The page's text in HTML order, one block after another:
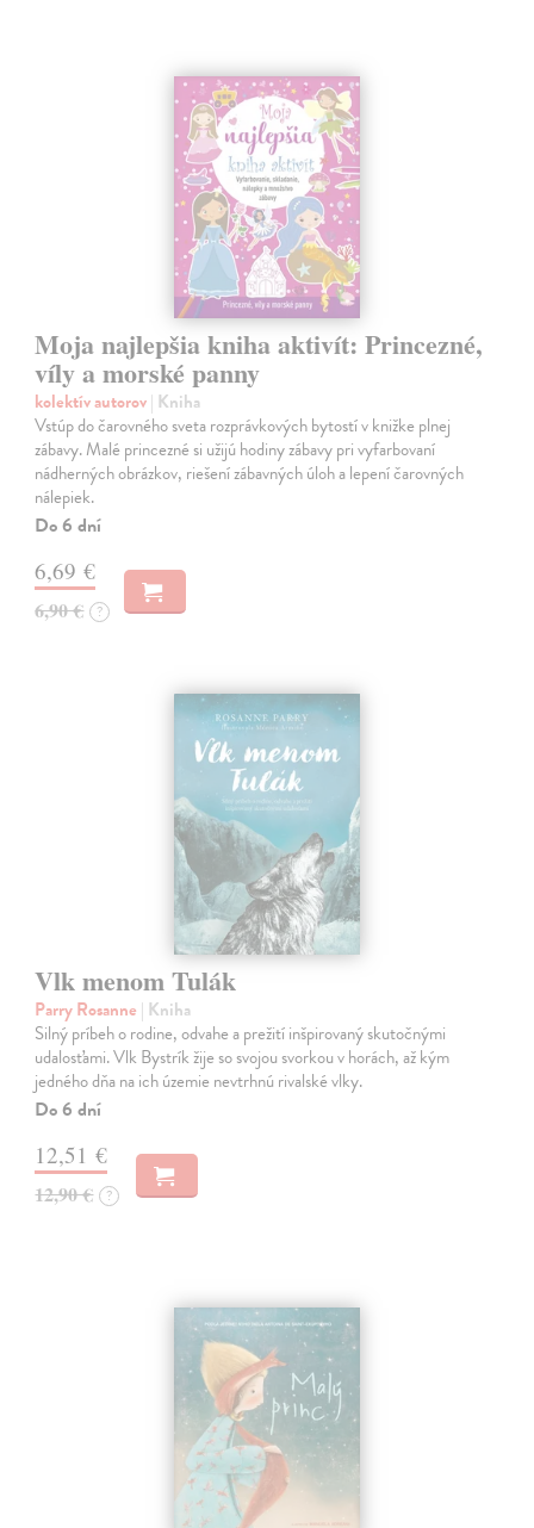
Moja najlepšia kniha aktivít: Princezné,
víly a morské panny
kolektív autorov| Kniha
Vstúp do čarovného sveta rozprávkových bytostí v knižke plnej
zábavy. Malé princezné si užijú hodiny zábavy pri vyfarbovaní
nádherných obrázkov, riešení zábavných úloh a lepení čarovných
nálepiek.
Do 6 dní
6,69 €
6,90 € ?
Vlk menom Tulák
Parry Rosanne | Kniha
Silný príbeh o rodine, odvahe a prežití inšpirovaný skutočnými
udalosťami. Vlk Bystrík žije so svojou svorkou v horách, až kým
jedného dňa na ich územie nevtrhnú rivalské vlky.
Do 6 dní
12,51 €
12,90 € ?